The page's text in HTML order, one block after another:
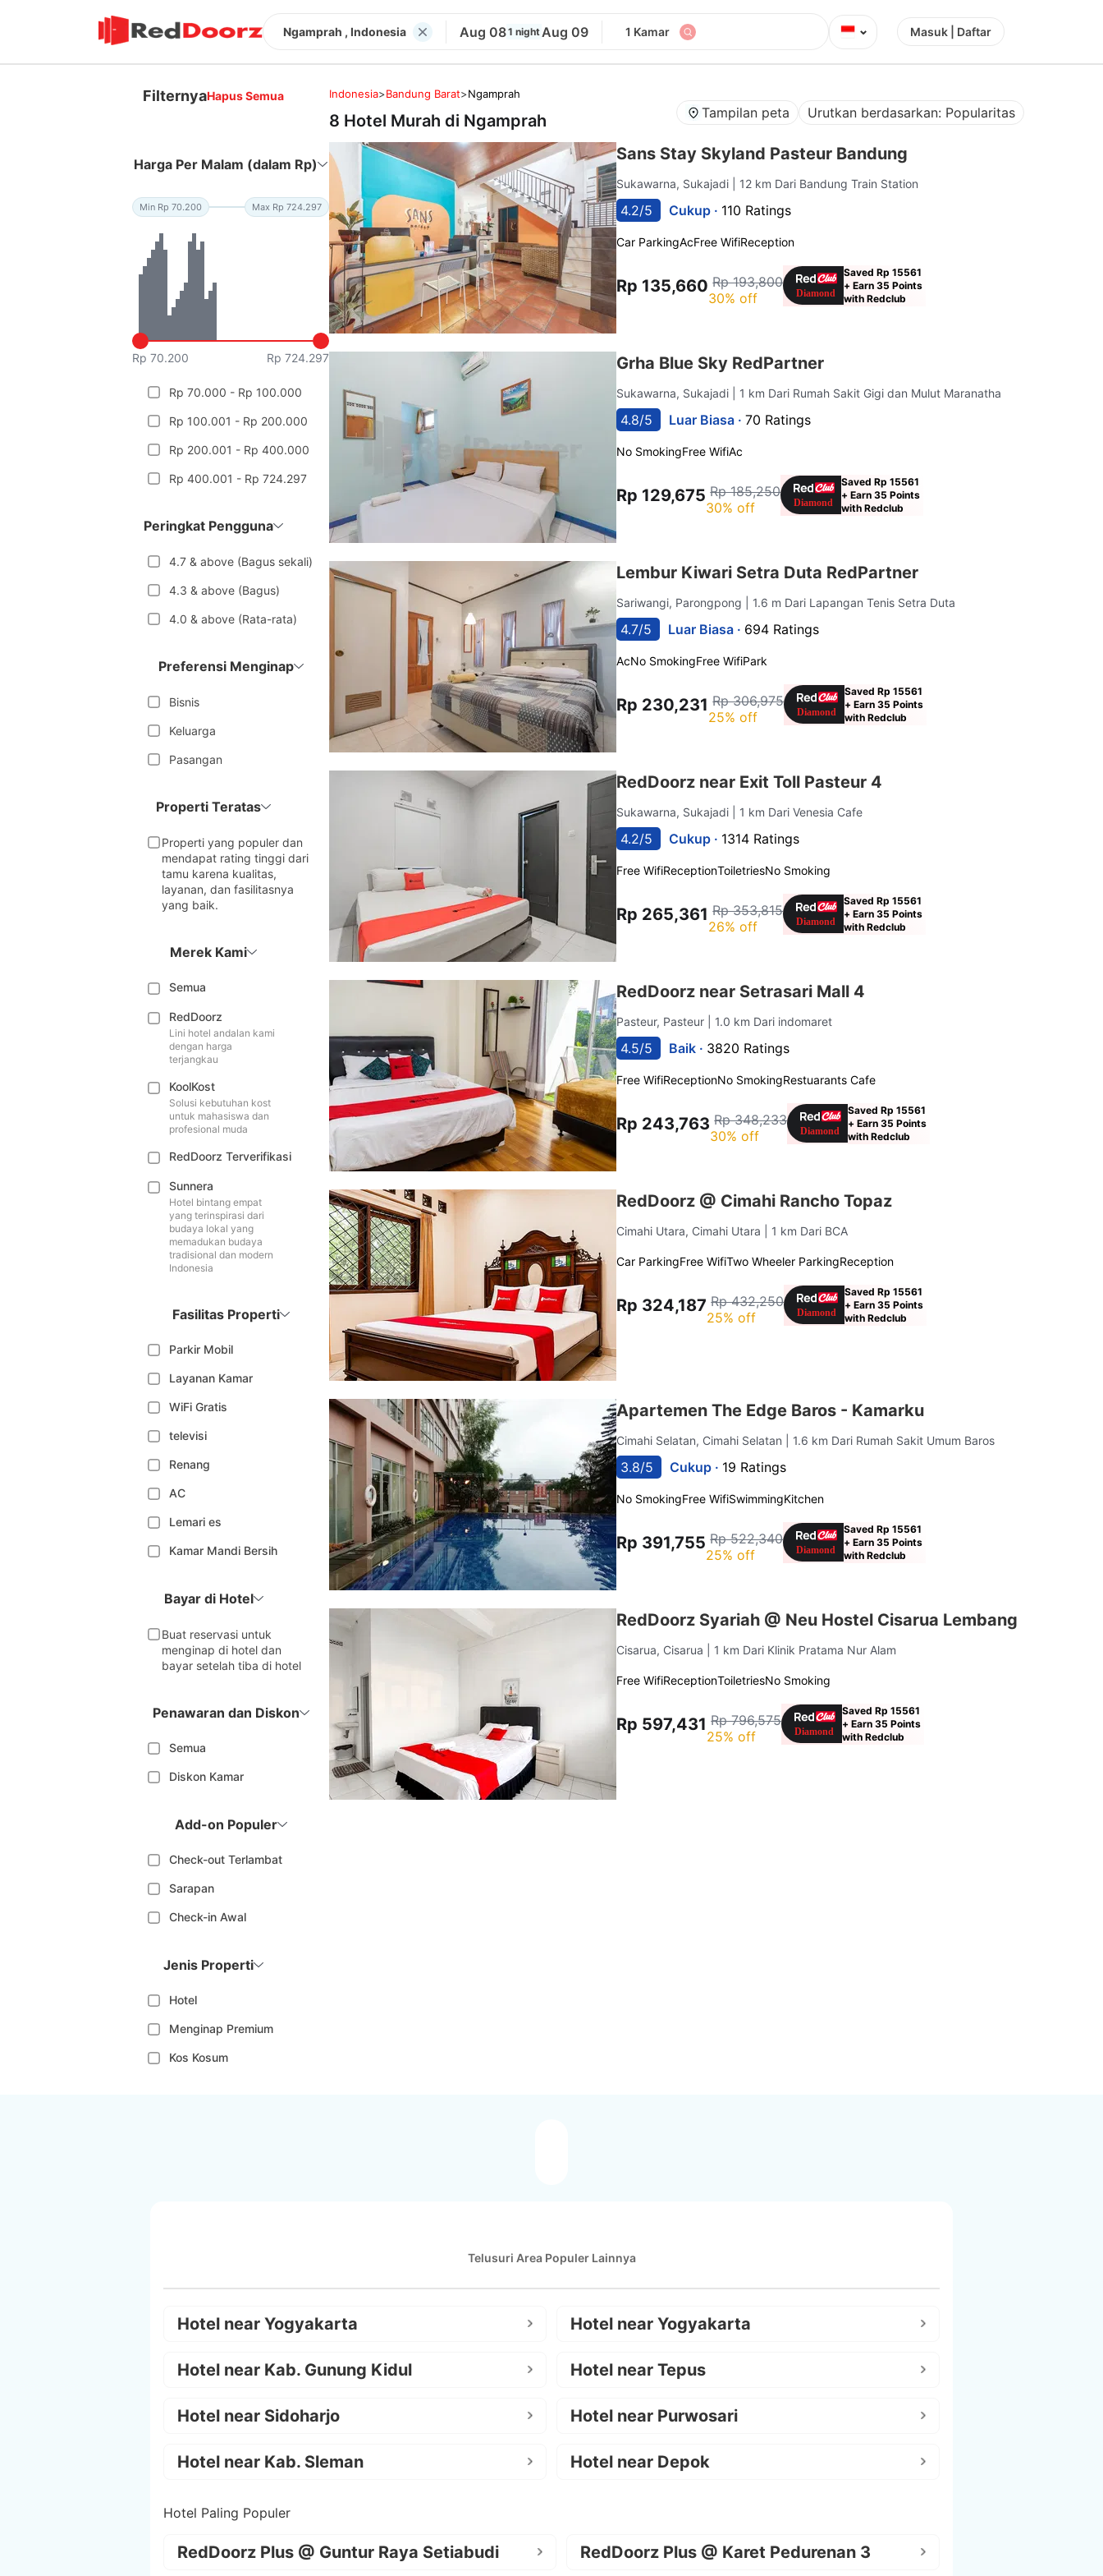
Ngamprah , Indonesia Aug 081 night Aug 09 1 Kamar ⌄ Masuk | Daftar
FilternyaHapus Semua
Harga Per Malam (dalam Rp)
Min Rp 70.200 Max Rp 724.297
Rp 70.200 Rp 724.297
Rp 70.000 - Rp 100.000
Rp 100.001 - Rp 200.000
Rp 200.001 - Rp 400.000
Rp 400.001 - Rp 724.297
Peringkat Pengguna
4.7 & above (Bagus sekali)
4.3 & above (Bagus)
4.0 & above (Rata-rata)
Preferensi Menginap
Bisnis
Keluarga
Pasangan
Properti Teratas
Properti yang populer dan
mendapat rating tinggi dari
tamu karena kualitas,
layanan, dan fasilitasnya
yang baik.
Merek Kami
Semua
RedDoorz
Lini hotel andalan kami
dengan harga
terjangkau
KoolKost
Solusi kebutuhan kost
untuk mahasiswa dan
profesional muda
RedDoorz Terverifikasi
Sunnera
Hotel bintang empat
yang terinspirasi dari
budaya lokal yang
memadukan budaya
tradisional dan modern
Indonesia
Fasilitas Properti
Parkir Mobil
Layanan Kamar
WiFi Gratis
televisi
Renang
AC
Lemari es
Kamar Mandi Bersih
Bayar di Hotel
Buat reservasi untuk
menginap di hotel dan
bayar setelah tiba di hotel
Penawaran dan Diskon
Semua
Diskon Kamar
Add-on Populer
Check-out Terlambat
Sarapan
Check-in Awal
Jenis Properti
Hotel
Menginap Premium
Kos Kosum
Indonesia>Bandung Barat>Ngamprah
8 Hotel Murah di Ngamprah Tampilan peta Urutkan berdasarkan: Popularitas
Sans Stay Skyland Pasteur Bandung
Sukawarna, Sukajadi | 12 km Dari Bandung Train Station
4.2/5 Cukup · 110 Ratings
Car ParkingAcFree WifiReception
Rp 135,660 Rp 193,800
30% off
Saved Rp 15561
+ Earn 35 Points
with Redclub
Grha Blue Sky RedPartner
Sukawarna, Sukajadi | 1 km Dari Rumah Sakit Gigi dan Mulut Maranatha
4.8/5 Luar Biasa ·70 Ratings
No SmokingFree WifiAc
Rp 129,675 Rp 185,250
30% off
Saved Rp 15561
+ Earn 35 Points
with Redclub
Lembur Kiwari Setra Duta RedPartner
Sariwangi, Parongpong | 1.6 m Dari Lapangan Tenis Setra Duta
4.7/5 Luar Biasa · 694 Ratings
AcNo SmokingFree WifiPark
Rp 230,231 Rp 306,975
25% off
Saved Rp 15561
+ Earn 35 Points
with Redclub
RedDoorz near Exit Toll Pasteur 4
Sukawarna, Sukajadi | 1 km Dari Venesia Cafe
4.2/5 Cukup · 1314 Ratings
Free WifiReceptionToiletriesNo Smoking
Rp 265,361 Rp 353,815
26% off
Saved Rp 15561
+ Earn 35 Points
with Redclub
RedDoorz near Setrasari Mall 4
Pasteur, Pasteur | 1.0 km Dari indomaret
4.5/5 Baik · 3820 Ratings
Free WifiReceptionNo SmokingRestuarants Cafe
Rp 243,763 Rp 348,233
30% off
Saved Rp 15561
+ Earn 35 Points
with Redclub
RedDoorz @ Cimahi Rancho Topaz
Cimahi Utara, Cimahi Utara | 1 km Dari BCA
Car ParkingFree WifiTwo Wheeler ParkingReception
Rp 324,187 Rp 432,250
25% off
Saved Rp 15561
+ Earn 35 Points
with Redclub
Apartemen The Edge Baros - Kamarku
Cimahi Selatan, Cimahi Selatan | 1.6 km Dari Rumah Sakit Umum Baros
3.8/5 Cukup · 19 Ratings
No SmokingFree WifiSwimmingKitchen
Rp 391,755 Rp 522,340
25% off
Saved Rp 15561
+ Earn 35 Points
with Redclub
RedDoorz Syariah @ Neu Hostel Cisarua Lembang
Cisarua, Cisarua | 1 km Dari Klinik Pratama Nur Alam
Free WifiReceptionToiletriesNo Smoking
Rp 597,431 Rp 796,575
25% off
Saved Rp 15561
+ Earn 35 Points
with Redclub
Telusuri Area Populer Lainnya
Hotel near Yogyakarta Hotel near Yogyakarta
Hotel near Kab. Gunung Kidul Hotel near Tepus
Hotel near Sidoharjo Hotel near Purwosari
Hotel near Kab. Sleman Hotel near Depok
Hotel Paling Populer
RedDoorz Plus @ Guntur Raya Setiabudi RedDoorz Plus @ Karet Pedurenan 3